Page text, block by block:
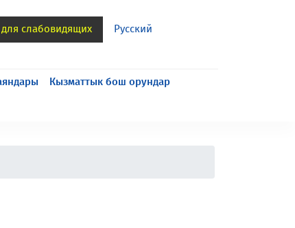
для слабовидящих Русский
Кызматтык бош орундар